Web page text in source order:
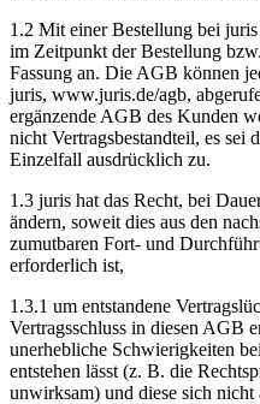
1.2 Mit einer Bestellung bei
im Zeitpunkt der Bestellung
Fassung an. Die AGB können
juris, www.juris.de/agb,
ergänzende AGB des Kunden
nicht Vertragsbestandteil, es sei
Einzelfall ausdrücklich zu.
1.3 juris hat das Recht, bei
ändern, soweit dies aus den
zumutbaren Fort- und
erforderlich ist,
1.3.1 um entstandene
Vertragsschluss in diesen AGB
unerhebliche Schwierigkeiten
entstehen lässt (z. B. die
unwirksam) und diese sich nicht